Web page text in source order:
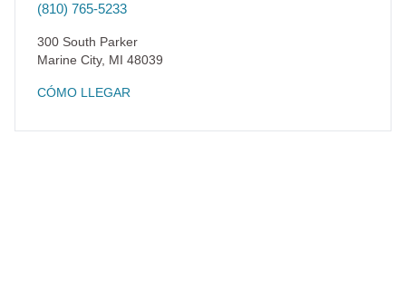
(810) 765-5233
300 South Parker
Marine City, MI 48039
CÓMO LLEGAR